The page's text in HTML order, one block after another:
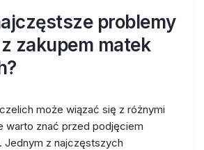
problemy
zakupem matek
może wiązać się z różnymi
warto znać przed podjęciem
Jednym z najczęstszych